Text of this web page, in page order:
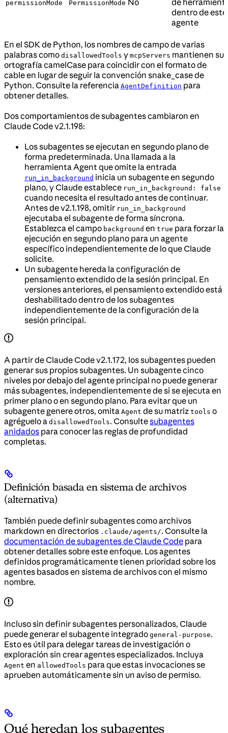
permissionMode PermissionMode No
de
dentro de este
agente
En el SDK de Python, los nombres de campo de varias
palabras como disallowedTools y mcpServers mantienen su
ortografía camelCase para coincidir con el formato de
cable en lugar de seguir la convención snake_case de
Python. Consulte la referencia AgentDefinition para
obtener detalles.
Dos comportamientos de subagentes cambiaron en
Claude Code v2.1.198:
Los subagentes se ejecutan en segundo plano de
forma predeterminada. Una llamada a la
herramienta Agent que omite la entrada
run_in_background inicia un subagente en segundo
plano, y Claude establece run_in_background: false
cuando necesita el resultado antes de continuar.
Antes de v2.1.198, omitir run_in_background
ejecutaba el subagente de forma síncrona.
Establezca el campo background en true para forzar la
ejecución en segundo plano para un agente
específico independientemente de lo que Claude
solicite.
Un subagente hereda la configuración de
pensamiento extendido de la sesión principal. En
versiones anteriores, el pensamiento extendido está
deshabilitado dentro de los subagentes
independientemente de la configuración de la
sesión principal.
A partir de Claude Code v2.1.172, los subagentes pueden
generar sus propios subagentes. Un subagente cinco
niveles por debajo del agente principal no puede generar
más subagentes, independientemente de si se ejecuta en
primer plano o en segundo plano. Para evitar que un
subagente genere otros, omita Agent de su matriz tools o
agréguelo a disallowedTools. Consultesubagentes
anidados para conocer las reglas de profundidad
completas.
Definición basada en sistema de archivos
(alternativa)
También puede definir subagentes como archivos
markdown en directorios .claude/agents/. Consulte la
documentación de subagentes de Claude Code para
obtener detalles sobre este enfoque. Los agentes
definidos programáticamente tienen prioridad sobre los
agentes basados en sistema de archivos con el mismo
nombre.
Incluso sin definir subagentes personalizados, Claude
puede generar el subagente integrado general-purpose.
Esto es útil para delegar tareas de investigación o
exploración sin crear agentes especializados. Incluya
Agent en allowedTools para que estas invocaciones se
aprueben automáticamente sin un aviso de permiso.
Qué heredan los subagentes